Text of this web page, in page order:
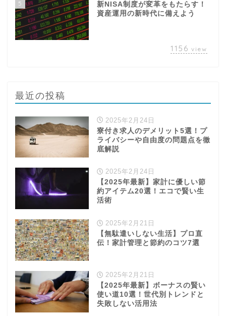
5
新NISA制度が変革をもたらす！
資産運用の新時代に備えよう
1156 view
最近の投稿
2025年2月24日
寮付き求人のデメリット5選！プ
ライバシーや自由度の問題点を徹
底解説
2025年2月24日
【2025年最新】家計に優しい節
約アイテム20選！エコで賢い生
活術
2025年2月21日
【無駄遣いしない生活】プロ直
伝！家計管理と節約のコツ7選
2025年2月21日
【2025年最新】ボーナスの賢い
使い道10選！世代別トレンドと
失敗しない活用法
学び
NISA